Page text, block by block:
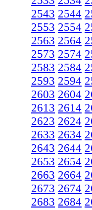
2543 2544
2553 2554
2563 2564
2573 2574
2583 2584
2593 2594
2603 2604
2613 2614
2623 2624
2633 2634
2643 2644
2653 2654
2663 2664
2673 2674
2683 2684